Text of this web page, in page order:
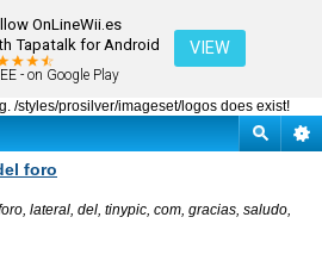
OnLineWii.es
Tapatalk for Android
- on Google Play
VIEW
/styles/prosilver/imageset/logos does exist!
del foro
foro
lateral, del, tinypic, com, gracias, saludo,